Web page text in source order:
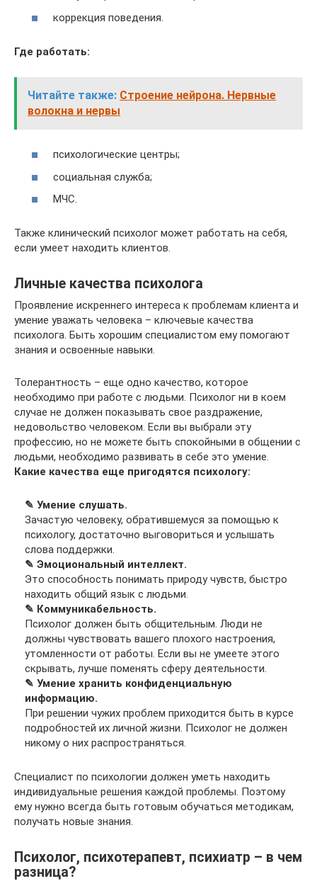
коррекция поведения.
Где работать:
Читайте также: Строение нейрона. Нервные
волокна и нервы
психологические центры;
социальная служба;
МЧС.
Также клинический психолог может работать на себя,
если умеет находить клиентов.
Личные качества психолога
Проявление искреннего интереса к проблемам клиента и
умение уважать человека – ключевые качества
психолога. Быть хорошим специалистом ему помогают
знания и освоенные навыки.
Толерантность – еще одно качество, которое
необходимо при работе с людьми. Психолог ни в коем
случае не должен показывать свое раздражение,
недовольство человеком. Если вы выбрали эту
профессию, но не можете быть спокойными в общении с
людьми, необходимо развивать в себе это умение.
Какие качества еще пригодятся психологу:
✎ Умение слушать.
Зачастую человеку, обратившемуся за помощью к
психологу, достаточно выговориться и услышать
слова поддержки.
✎ Эмоциональный интеллект.
Это способность понимать природу чувств, быстро
находить общий язык с людьми.
✎ Коммуникабельность.
Психолог должен быть общительным. Люди не
должны чувствовать вашего плохого настроения,
утомленности от работы. Если вы не умеете этого
скрывать, лучше поменять сферу деятельности.
✎ Умение хранить конфиденциальную
информацию.
При решении чужих проблем приходится быть в курсе
подробностей их личной жизни. Психолог не должен
никому о них распространяться.
Специалист по психологии должен уметь находить
индивидуальные решения каждой проблемы. Поэтому
ему нужно всегда быть готовым обучаться методикам,
получать новые знания.
Психолог, психотерапевт, психиатр – в чем
разница?